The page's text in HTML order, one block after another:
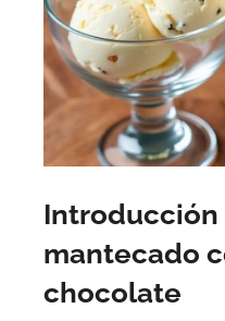
Introducción
mantecado
chocolate